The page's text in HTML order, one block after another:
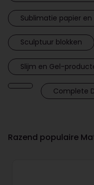
Sublimatie papier
Sculptuur blokken
Slijm en Gel-
Complete
Razend populaire